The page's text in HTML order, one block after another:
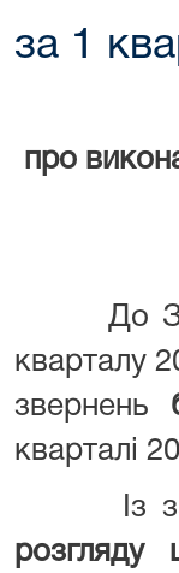
за 1
про викон
До
кварталу
звернень
кварталі
Із
розгляду